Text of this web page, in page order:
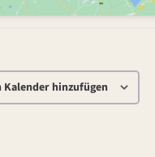
Kalender hinzufügen